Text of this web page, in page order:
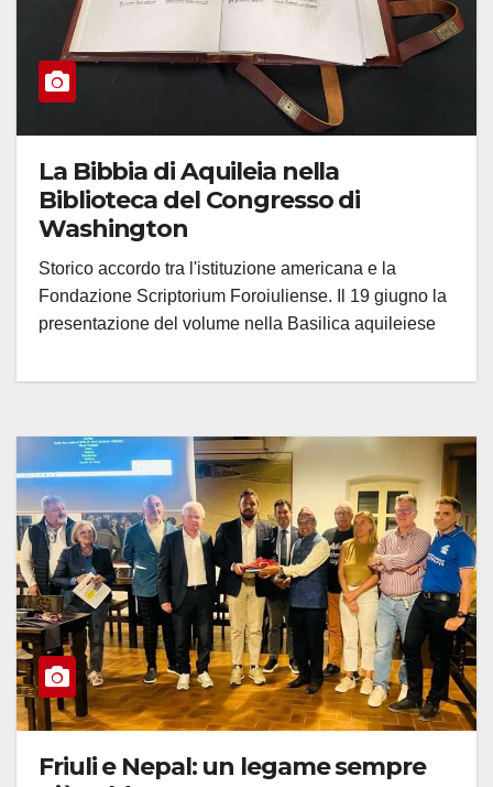
La Bibbia di Aquileia nella
Biblioteca del Congresso di
Washington
Storico accordo tra l'istituzione americana e la
Fondazione Scriptorium Foroiuliense. Il 19 giugno la
presentazione del volume nella Basilica aquileiese
Friuli e Nepal: un legame sempre